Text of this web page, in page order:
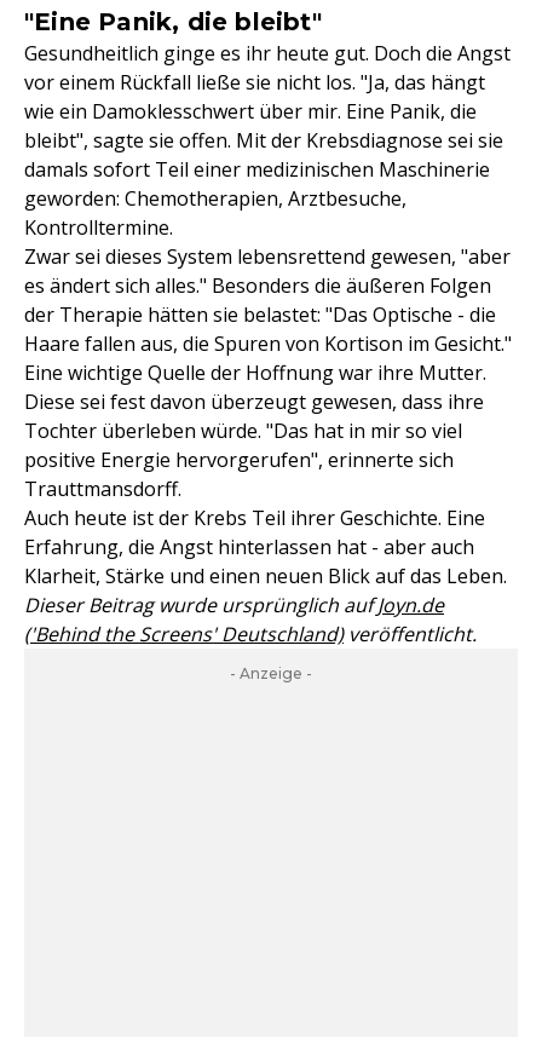
"Eine Panik, die bleibt"
Gesundheitlich ginge es ihr heute gut. Doch die Angst
vor einem Rückfall ließe sie nicht los. "Ja, das hängt
wie ein Damoklesschwert über mir. Eine Panik, die
bleibt", sagte sie offen. Mit der Krebsdiagnose sei sie
damals sofort Teil einer medizinischen Maschinerie
geworden: Chemotherapien, Arztbesuche,
Kontrolltermine.
Zwar sei dieses System lebensrettend gewesen, "aber
es ändert sich alles." Besonders die äußeren Folgen
der Therapie hätten sie belastet: "Das Optische - die
Haare fallen aus, die Spuren von Kortison im Gesicht."
Eine wichtige Quelle der Hoffnung war ihre Mutter.
Diese sei fest davon überzeugt gewesen, dass ihre
Tochter überleben würde. "Das hat in mir so viel
positive Energie hervorgerufen", erinnerte sich
Trauttmansdorff.
Auch heute ist der Krebs Teil ihrer Geschichte. Eine
Erfahrung, die Angst hinterlassen hat - aber auch
Klarheit, Stärke und einen neuen Blick auf das Leben.
Dieser Beitrag wurde ursprünglich aufJoyn.de
('Behind the Screens' Deutschland)veröffentlicht.
- Anzeige -